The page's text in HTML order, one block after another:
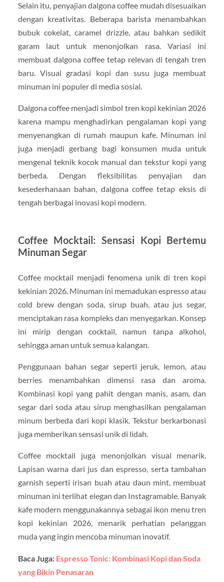
Selain itu, penyajian dalgona coffee mudah disesuaikan
dengan kreativitas. Beberapa barista menambahkan
bubuk cokelat, caramel drizzle, atau bahkan sedikit
garam laut untuk menonjolkan rasa. Variasi ini
membuat dalgona coffee tetap relevan di tengah tren
baru. Visual gradasi kopi dan susu juga membuat
minuman ini populer di media sosial.
Dalgona coffee menjadi simbol tren kopi kekinian 2026
karena mampu menghadirkan pengalaman kopi yang
menyenangkan di rumah maupun kafe. Minuman ini
juga menjadi gerbang bagi konsumen muda untuk
mengenal teknik kocok manual dan tekstur kopi yang
berbeda. Dengan fleksibilitas penyajian dan
kesederhanaan bahan, dalgona coffee tetap eksis di
tengah berbagai inovasi kopi modern.
Coffee Mocktail: Sensasi Kopi Bertemu
Minuman Segar
Coffee mocktail menjadi fenomena unik di tren kopi
kekinian 2026. Minuman ini memadukan espresso atau
cold brew dengan soda, sirup buah, atau jus segar,
menciptakan rasa kompleks dan menyegarkan. Konsep
ini mirip dengan cocktail, namun tanpa alkohol,
sehingga aman untuk semua kalangan.
Penggunaan bahan segar seperti jeruk, lemon, atau
berries menambahkan dimensi rasa dan aroma.
Kombinasi kopi yang pahit dengan manis, asam, dan
segar dari soda atau sirup menghasilkan pengalaman
minum berbeda dari kopi klasik. Tekstur berkarbonasi
juga memberikan sensasi unik di lidah.
Coffee mocktail juga menonjolkan visual menarik.
Lapisan warna dari jus dan espresso, serta tambahan
garnish seperti irisan buah atau daun mint, membuat
minuman ini terlihat elegan dan Instagramable. Banyak
kafe modern menggunakannya sebagai ikon menu tren
kopi kekinian 2026, menarik perhatian pelanggan
muda yang ingin mencoba minuman inovatif.
Baca Juga: Espresso Tonic: Kombinasi Kopi dan Soda
yang Bikin Penasaran